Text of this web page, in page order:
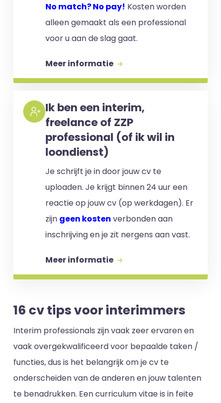
No match? No pay! Kosten worden
alleen gemaakt als een professional
voor u aan de slag gaat.
Meer informatie
Ik ben een interim,
freelance of ZZP
professional (of ik wil in
loondienst)
Je schrijft je in door jouw cv te
uploaden. Je krijgt binnen 24 uur een
reactie op jouw cv (op werkdagen). Er
zijn geen kosten verbonden aan
inschrijving en je zit nergens aan vast.
Meer informatie
16 cv tips voor interimmers
Interim professionals zijn vaak zeer ervaren en
vaak overgekwalificeerd voor bepaalde taken /
functies, dus is het belangrijk om je cv te
onderscheiden van de anderen en jouw talenten
te benadrukken. Een curriculum vitae is in feite